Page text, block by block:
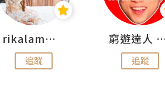
rikalammm
追蹤
窮遊達人
追蹤